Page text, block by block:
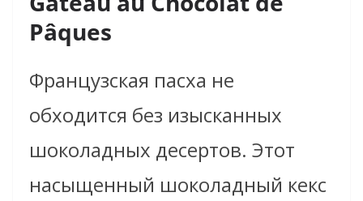
Pâques
Французская пасха не
обходится без изысканных
шоколадных десертов. Этот
насыщенный шоколадный кекс